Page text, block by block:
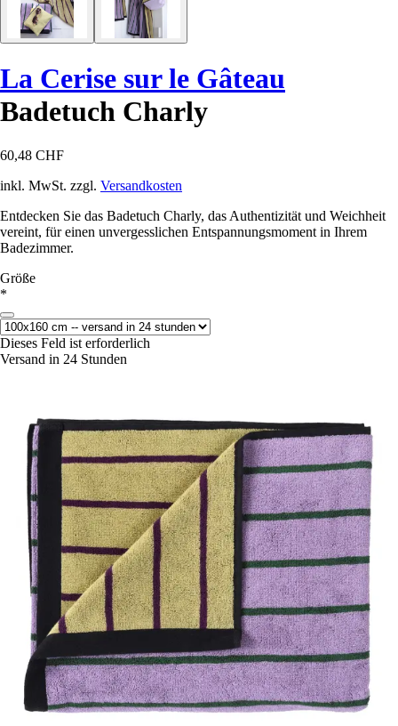
La Cerise sur le Gâteau
Badetuch Charly
60,48 CHF
inkl. MwSt. zzgl. Versandkosten
Entdecken Sie das Badetuch Charly, das Authentizität und Weichheit
vereint, für einen unvergesslichen Entspannungsmoment in Ihrem
Badezimmer.
Größe
*
Dieses Feld ist erforderlich
Versand in 24 Stunden